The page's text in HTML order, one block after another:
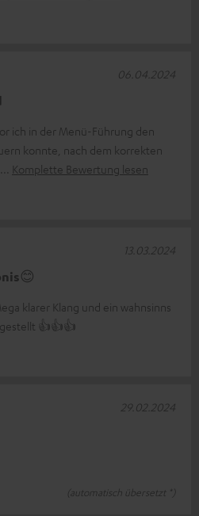
ich in der Menü-Führung den
konnte, nach dem korrekten
Komplette Bewertung lesen
06.04.2024
klarer Klang und ein wahnsinns
👍👍👍
13.03.2024
(automatisch übersetzt *)
29.02.2024